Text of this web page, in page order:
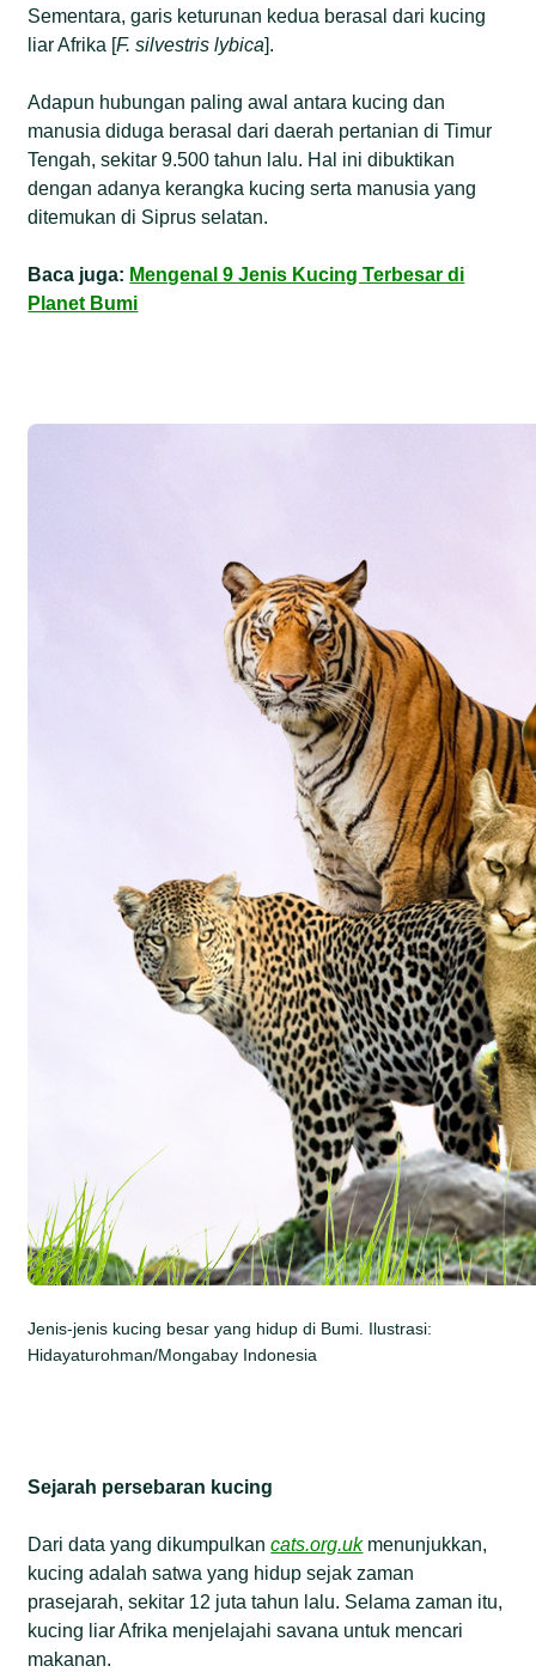
Sementara, garis keturunan kedua berasal dari kucing
liar Afrika [F. silvestris lybica].
Adapun hubungan paling awal antara kucing dan
manusia diduga berasal dari daerah pertanian di Timur
Tengah, sekitar 9.500 tahun lalu. Hal ini dibuktikan
dengan adanya kerangka kucing serta manusia yang
ditemukan di Siprus selatan.
Baca juga: Mengenal 9 Jenis Kucing Terbesar di
Planet Bumi
Jenis-jenis kucing besar yang hidup di Bumi. Ilustrasi:
Hidayaturohman/Mongabay Indonesia
Sejarah persebaran kucing
Dari data yang dikumpulkancats.org.ukmenunjukkan,
kucing adalah satwa yang hidup sejak zaman
prasejarah, sekitar 12 juta tahun lalu. Selama zaman itu,
kucing liar Afrika menjelajahi savana untuk mencari
makanan.